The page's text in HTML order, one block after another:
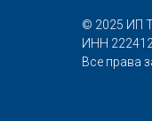
© 2025 ИП
ИНН
Все права